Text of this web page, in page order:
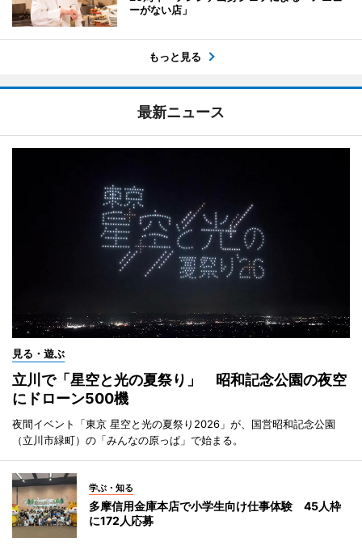
ーがない店」
もっと見る
最新ニュース
見る・遊ぶ
立川で「星空と光の夏祭り」 昭和記念公園の夜空
にドローン500機
夜間イベント「東京 星空と光の夏祭り2026」が、国営昭和記念公園
（立川市緑町）の「みんなの原っぱ」で始まる。
学ぶ・知る
多摩信用金庫本店で小学生向け仕事体験 45人枠
に172人応募